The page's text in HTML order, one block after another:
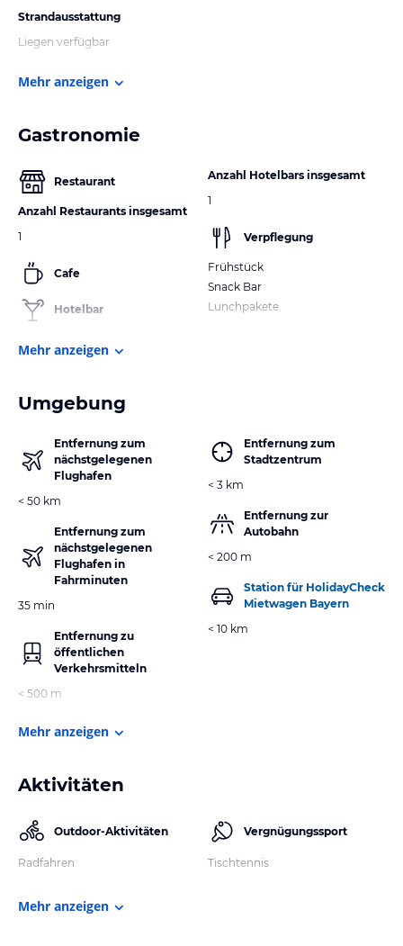
Strandausstattung
Liegen verfügbar
Mehr anzeigen
Gastronomie
Restaurant
Anzahl Restaurants insgesamt
1
Cafe
Hotelbar
Anzahl Hotelbars insgesamt
1
Verpflegung
Frühstück
Snack Bar
Lunchpakete
Mehr anzeigen
Umgebung
Entfernung zum
nächstgelegenen
Flughafen
< 50 km
Entfernung zum
nächstgelegenen
Flughafen in
Fahrminuten
35 min
Entfernung zu
öffentlichen
Verkehrsmitteln
< 500 m
Entfernung zum
Stadtzentrum
< 3 km
Entfernung zur
Autobahn
< 200 m
Station für HolidayCheck
Mietwagen Bayern
< 10 km
Mehr anzeigen
Aktivitäten
Outdoor-Aktivitäten
Radfahren
Vergnügungssport
Tischtennis
Mehr anzeigen